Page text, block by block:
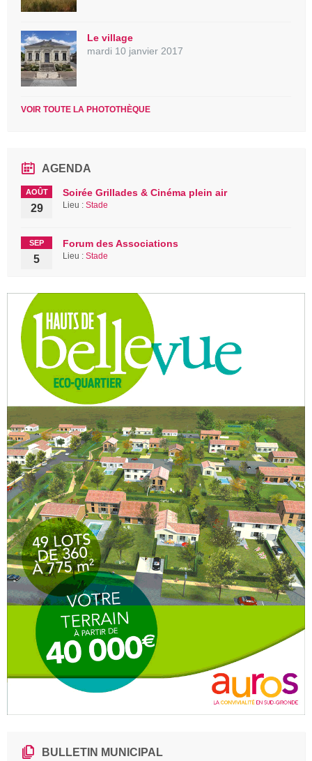
Le village
mardi 10 janvier 2017
VOIR TOUTE LA PHOTOTHÈQUE
AGENDA
AOÛT
29
Soirée Grillades & Cinéma plein air
Lieu : Stade
SEP
5
Forum des Associations
Lieu : Stade
BULLETIN MUNICIPAL